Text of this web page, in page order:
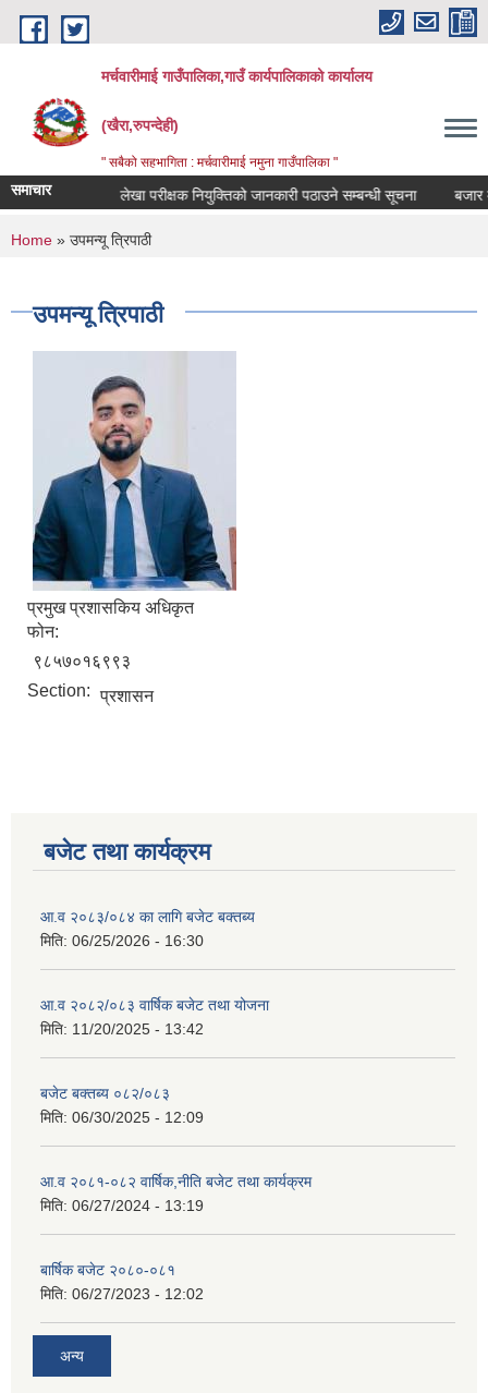
Skip to main content
मर्चवारीमाई गाउँपालिका,गाउँ कार्यपालिकाको कार्यालय
(खैरा,रुपन्देही)
" सबैको सहभागिता : मर्चवारीमाई नमुना गाउँपालिका "
समाचार
सूचना.. लेखा परीक्षक नियुक्तिको जानकारी पठाउने सम्बन्धी सूचना बजार
You are here
Home » उपमन्यू त्रिपाठी
उपमन्यू त्रिपाठी
प्रमुख प्रशासकिय अधिकृत
फोन:
९८५७०१६९९३
Section: प्रशासन
बजेट तथा कार्यक्रम
आ.व २०८३/०८४ का लागि बजेट बक्तब्य
मिति: 06/25/2026 - 16:30
आ.व २०८२/०८३ वार्षिक बजेट तथा योजना
मिति: 11/20/2025 - 13:42
बजेट बक्तब्य ०८२/०८३
मिति: 06/30/2025 - 12:09
आ.व २०८१-०८२ वार्षिक,नीति बजेट तथा कार्यक्रम
मिति: 06/27/2024 - 13:19
बार्षिक बजेट २०८०-०८१
मिति: 06/27/2023 - 12:02
अन्य